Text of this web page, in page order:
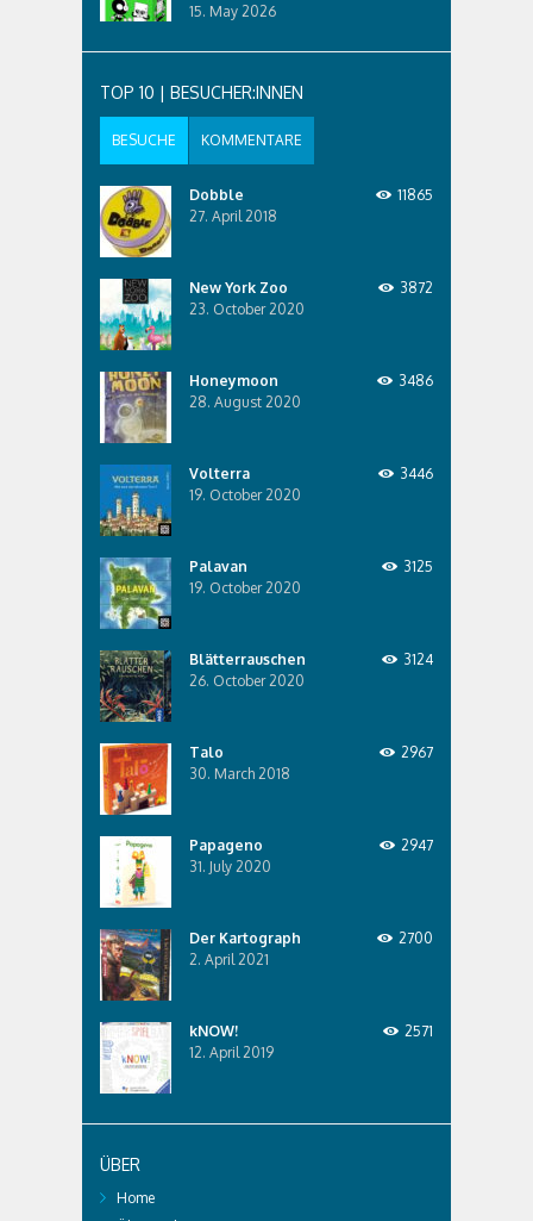
15. May 2026
TOP 10 | BESUCHER:INNEN
BESUCHE KOMMENTARE
Dobble
27. April 2018
11865
New York Zoo
23. October 2020
3872
Honeymoon
28. August 2020
3486
Volterra
19. October 2020
3446
Palavan
19. October 2020
3125
Blätterrauschen
26. October 2020
3124
Talo
30. March 2018
2967
Papageno
31. July 2020
2947
Der Kartograph
2. April 2021
2700
kNOW!
12. April 2019
2571
ÜBER
Home